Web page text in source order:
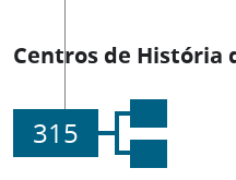
Centros de História
315